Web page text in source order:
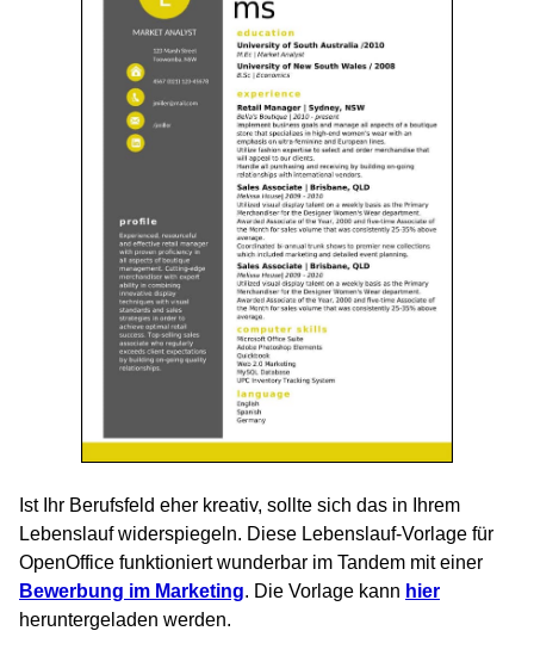
Ist Ihr Berufsfeld eher kreativ, sollte sich das in Ihrem
Lebenslauf widerspiegeln. Diese Lebenslauf-Vorlage für
OpenOffice funktioniert wunderbar im Tandem mit einer
Bewerbung im Marketing. Die Vorlage kann hier
heruntergeladen werden.